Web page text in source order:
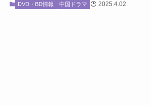
DVD・BD情報 中国ドラマ 2025.4.02